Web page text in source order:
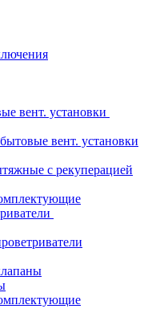
вент. установки
вент. установки
с рекуперацией